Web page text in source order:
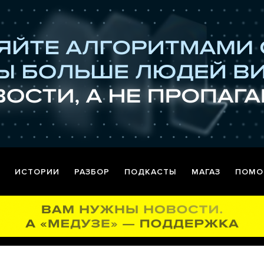
ИСТОРИИ РАЗБОР ПОДКАСТЫ МАГАЗ